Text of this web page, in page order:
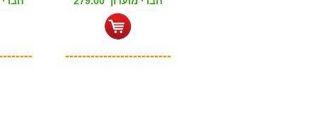
-------------------------